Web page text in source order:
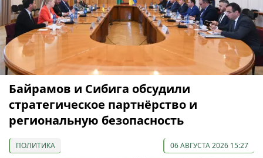
Байрамов и Сибига обсудили
стратегическое партнёрство и
региональную безопасность
ПОЛИТИКА 06 АВГУСТА 2026 15:27